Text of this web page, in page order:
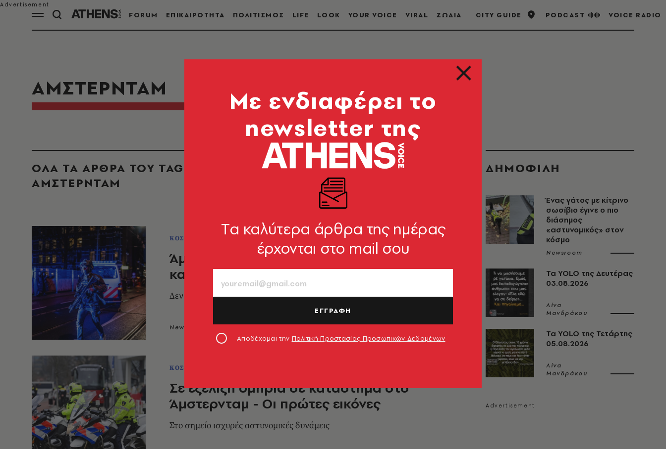
FORUM ΕΠΙΚΑΙΡΟΤΗΤΑ ΠΟΛΙΤΙΣΜΟΣ LIFE LOOK YOUR VOICE VIRAL ΖΩΔΙΑ CITY GUIDE PODCAST VOICE RADIO
ΑΜΣΤΕΡΝΤΑΜ
ΟΛΑ ΤΑ ΑΡΘΡΑ ΤΟΥ TAG
ΑΜΣΤΕΡΝΤΑΜ
ΚΟΣΜΟΣ
Άμστερνταμ: Τέλος στην ομηρία σε
κατάστημα - Συνελήφθη ο ένοπλος
Δεν υπάρχουν αναφορές για τραυματίες
Newsroom
ΚΟΣΜΟΣ
Σε εξέλιξη ομηρία σε κατάστημα στο
Άμστερνταμ - Οι πρώτες εικόνες
Στο σημείο ισχυρές αστυνομικές δυνάμεις
ΔΗΜΟΦΙΛΗ
Ένας γάτος με κίτρινο
σωσίβιο έγινε ο πιο
διάσημος
«αστυνομικός» στον
κόσμο
Newsroom
Τα YOLO της Δευτέρας
03.08.2026
Λίνα
Μανδράκου
Τα YOLO της Τετάρτης
05.08.2026
Λίνα
Μανδράκου
Mε ενδιαφέρει το
newsletter της
Tα καλύτερα άρθρα της ημέρας
έρχονται στο mail σου
ΕΓΓΡΑΦΗ
Αποδέχομαι την Πολιτική Προστασίας Προσωπικών Δεδομένων